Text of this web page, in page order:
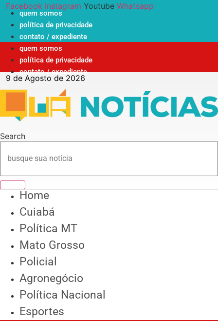
para
conteúdo
Facebook Instagram Youtube Whatsapp
quem somos
política de privacidade
contato / expediente
quem somos
política de privacidade
contato / expediente
9 de Agosto de 2026
Search
Home
Cuiabá
Política MT
Mato Grosso
Policial
Agronegócio
Política Nacional
Esportes